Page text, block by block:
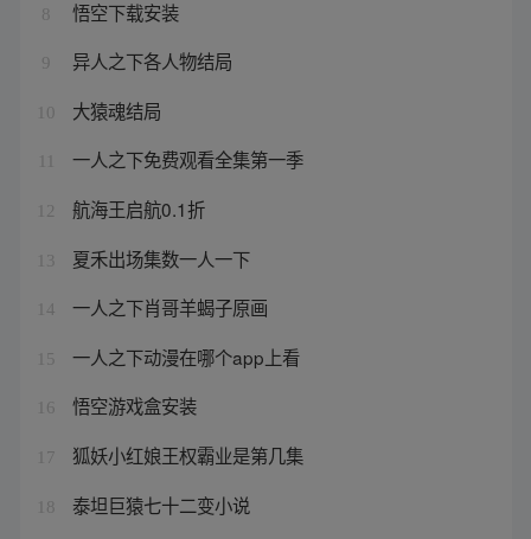
8 悟空下载安装
9 异人之下各人物结局
10 大猿魂结局
一人之下免费观看全集第一季
12 航海王启航0.1折
13 夏禾出场集数一人一下
14 一人之下肖哥羊蝎子原画
15 一人之下动漫在哪个app上看
16 悟空游戏盒安装
17 狐妖小红娘王权霸业是第几集
18 泰坦巨猿七十二变小说